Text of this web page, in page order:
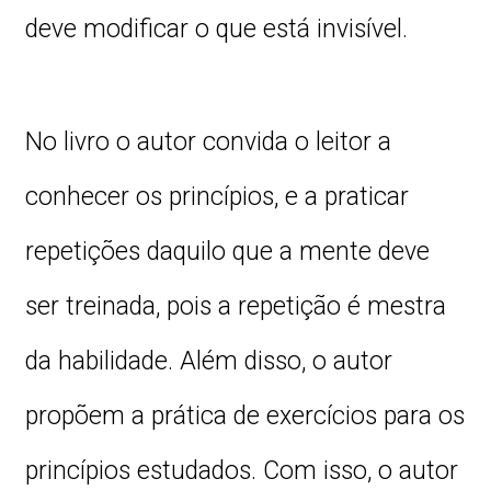
deve modificar o que está invisível.
No livro o autor convida o leitor a
conhecer os princípios, e a praticar
repetições daquilo que a mente deve
ser treinada, pois a repetição é mestra
da habilidade. Além disso, o autor
propõem a prática de exercícios para os
princípios estudados. Com isso, o autor